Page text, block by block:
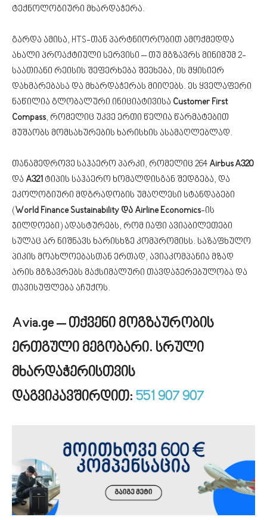
ტექნოლოგიური მხარდაჭერა.
გარდა ამისა, HTS-თან პარტნიორობით ამოქმედდა
ახალი პროაქტიული სერვისი – თუ მგზავრს მინიმუმ 2-
საათიანი რეისის შეფერხება შეეხება, ის მყისიერ
დახმარებასა და მხარდაჭერას მიიღებს. ეს ყველაფერი
ნაწილია გლობალური ინიციატივისა Customer First
Compass, რომელიც უკვე ერთი წელია წარმატებით
მუშაობს მომსახურების ხარისხის ასამაღლებლად.
თანამედროვე საჰაერო პარკი, რომელიც 264 Airbus A320
და A321 ტიპის საჰაერო ხომალდისგან შედგება, და
ეკოლოგიური მდგრადობის უმაღლესი სტანდაბები
(World Finance Sustainability და Airline Economics-ის
ჯილდოები) ადასტურებს, რომ იაფი ავიაბილეთები
სულაც არ ნიშნავს ხარისხზე კომპრომისს. საზაფხულო
პიკის მოახლოებასთან ერთად, ავიაკომპანია მზად
არის მგზავრებს მაქსიმალური თავდაჯერებულობა და
თავისუფლება აჩუქოს.
Avia.ge – თქვენი მოგზაურობის
ერთგული მეგობარი. სრული
მხარდაჭერისთვის
დაგვიკავშირდით: 551 907 907